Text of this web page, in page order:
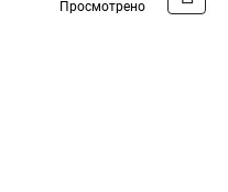
Просмотрено